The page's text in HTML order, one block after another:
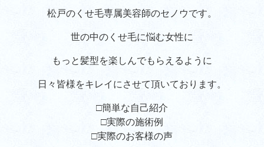
松戸のくせ毛専属美容師のセノウです。
世の中のくせ毛に悩む女性に
もっと髪型を楽しんでもらえるように
日々皆様をキレイにさせて頂いております。
□簡単な自己紹介
□実際の施術例
□実際のお客様の声